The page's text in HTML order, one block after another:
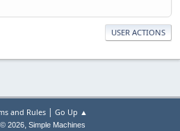
USER ACTIONS
and Rules| Go Up ▲
2026, Simple Machines